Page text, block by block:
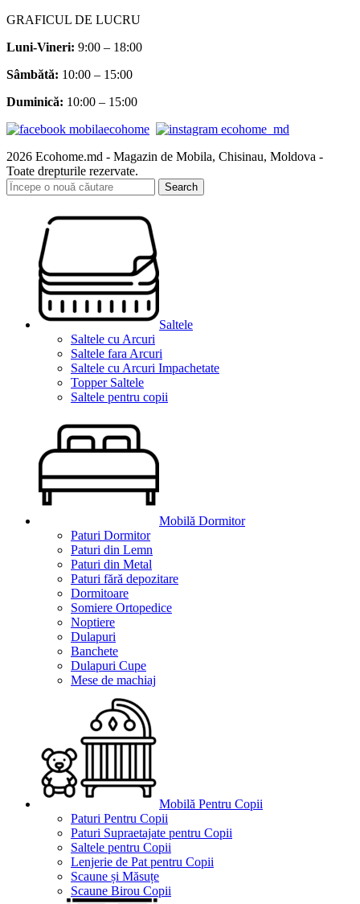
GRAFICUL DE LUCRU
Luni-Vineri: 9:00 – 18:00
Sâmbătă: 10:00 – 15:00
Duminică: 10:00 – 15:00
2026 Ecohome.md - Magazin de Mobila, Chisinau, Moldova -
Toate drepturile rezervate.
Search
Saltele
Saltele cu Arcuri
Saltele fara Arcuri
Saltele cu Arcuri Impachetate
Topper Saltele
Saltele pentru copii
Mobilă Dormitor
Paturi Dormitor
Paturi din Lemn
Paturi din Metal
Paturi fără depozitare
Dormitoare
Somiere Ortopedice
Noptiere
Dulapuri
Banchete
Dulapuri Cupe
Mese de machiaj
Mobilă Pentru Copii
Paturi Pentru Copii
Paturi Supraetajate pentru Copii
Saltele pentru Copii
Lenjerie de Pat pentru Copii
Scaune și Măsuțe
Scaune Birou Copii